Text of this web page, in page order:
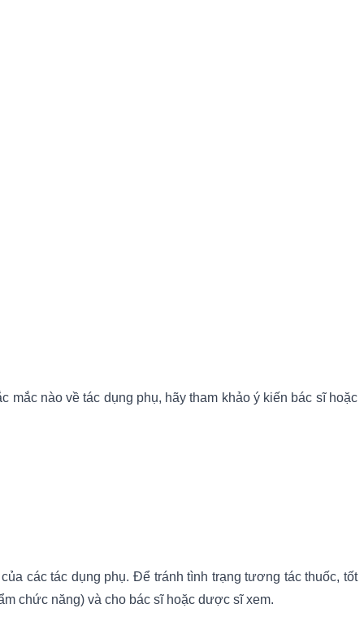
mắc nào về tác dụng phụ, hãy tham khảo ý kiến bác sĩ hoặc
các tác dụng phụ. Để tránh tình trạng tương tác thuốc, tốt
chức năng) và cho bác sĩ hoặc dược sĩ xem.